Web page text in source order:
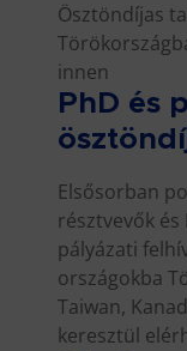
Ösztöndíjas
innen
PhD és
Elsősorban
résztvevők
pályázati
országokba
Taiwan,
keresztül